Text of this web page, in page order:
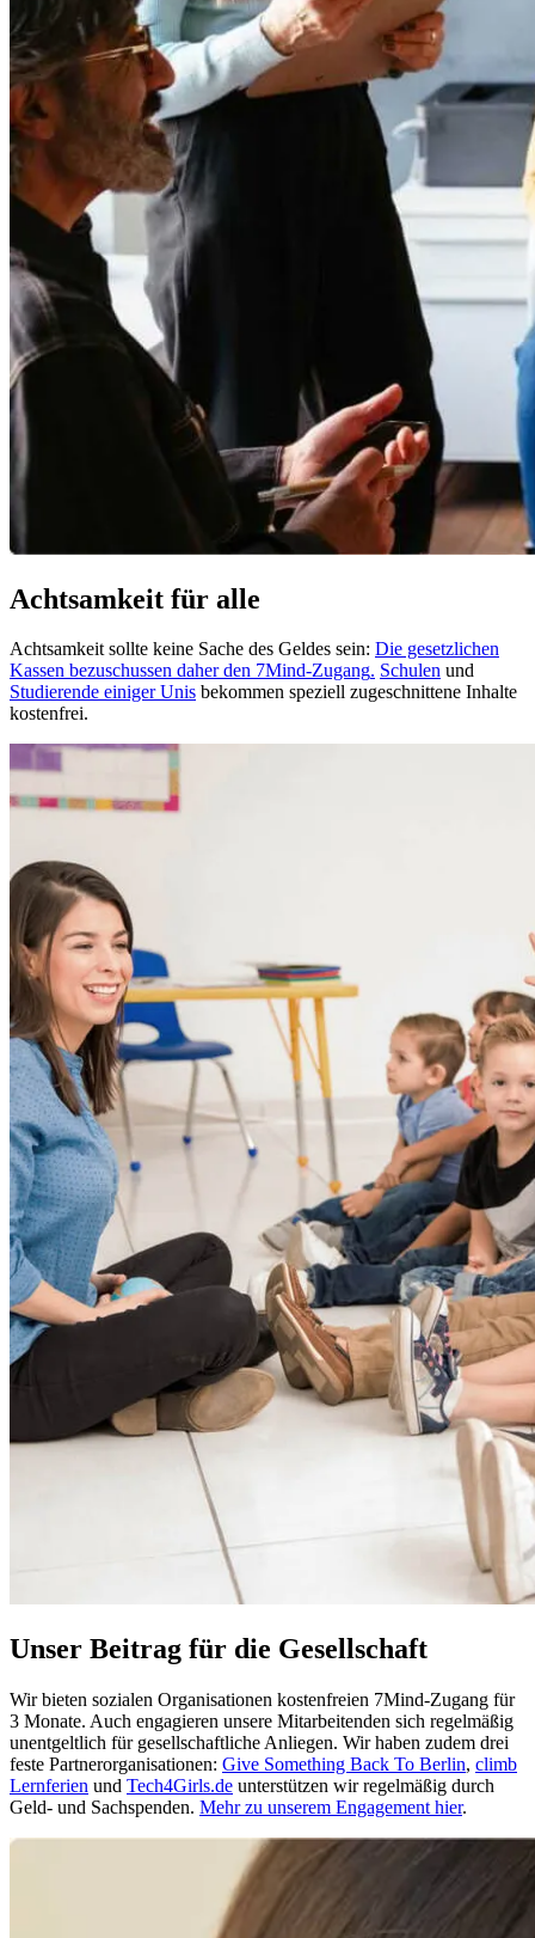
Achtsamkeit für alle
Achtsamkeit sollte keine Sache des Geldes sein: Die gesetzlichen
Kassen bezuschussen daher den 7Mind-Zugang. Schulen und
Studierende einiger Unis bekommen speziell zugeschnittene Inhalte
kostenfrei.
Unser Beitrag für die Gesellschaft
Wir bieten sozialen Organisationen kostenfreien 7Mind-Zugang für
3 Monate. Auch engagieren unsere Mitarbeitenden sich regelmäßig
unentgeltlich für gesellschaftliche Anliegen. Wir haben zudem drei
feste Partnerorganisationen: Give Something Back To Berlin, climb
Lernferien und Tech4Girls.de unterstützen wir regelmäßig durch
Geld- und Sachspenden. Mehr zu unserem Engagement hier.